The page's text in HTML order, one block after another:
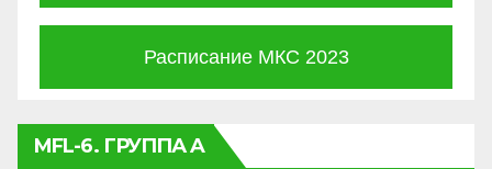
Расписание МКС 2023
MFL-6. ГРУППА A